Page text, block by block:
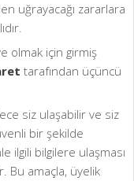
uğrayacağı zararlara
olmak için girmiş
tarafından üçüncü
siz ulaşabilir ve siz
bir şekilde
ilgili bilgilere ulaşması
Bu amaçla, üyelik